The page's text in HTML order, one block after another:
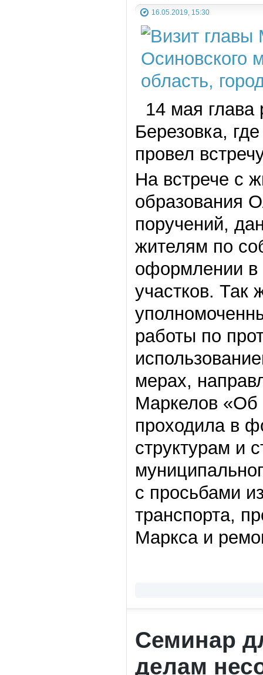
16.05.2019, 15:30
14 мая глава
Березовка,
провел
На встрече с
образования
поручений,
жителям по
оформлении в
участков. Так
работы по
мерах,
Маркелов «Об
проходила в
структурам и
с просьбами
транспорта,
Маркса и
Семинар
делам